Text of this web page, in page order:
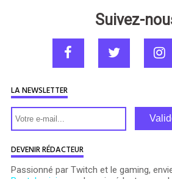
Suivez-
LA NEWSLETTER
DEVENIR RÉDACTEUR
Passionné par Twitch et le gaming,